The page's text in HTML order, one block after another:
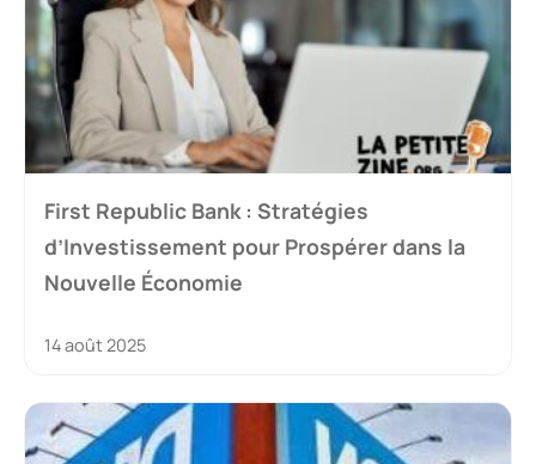
First Republic Bank : Stratégies
d’Investissement pour Prospérer dans la
Nouvelle Économie
14 août 2025